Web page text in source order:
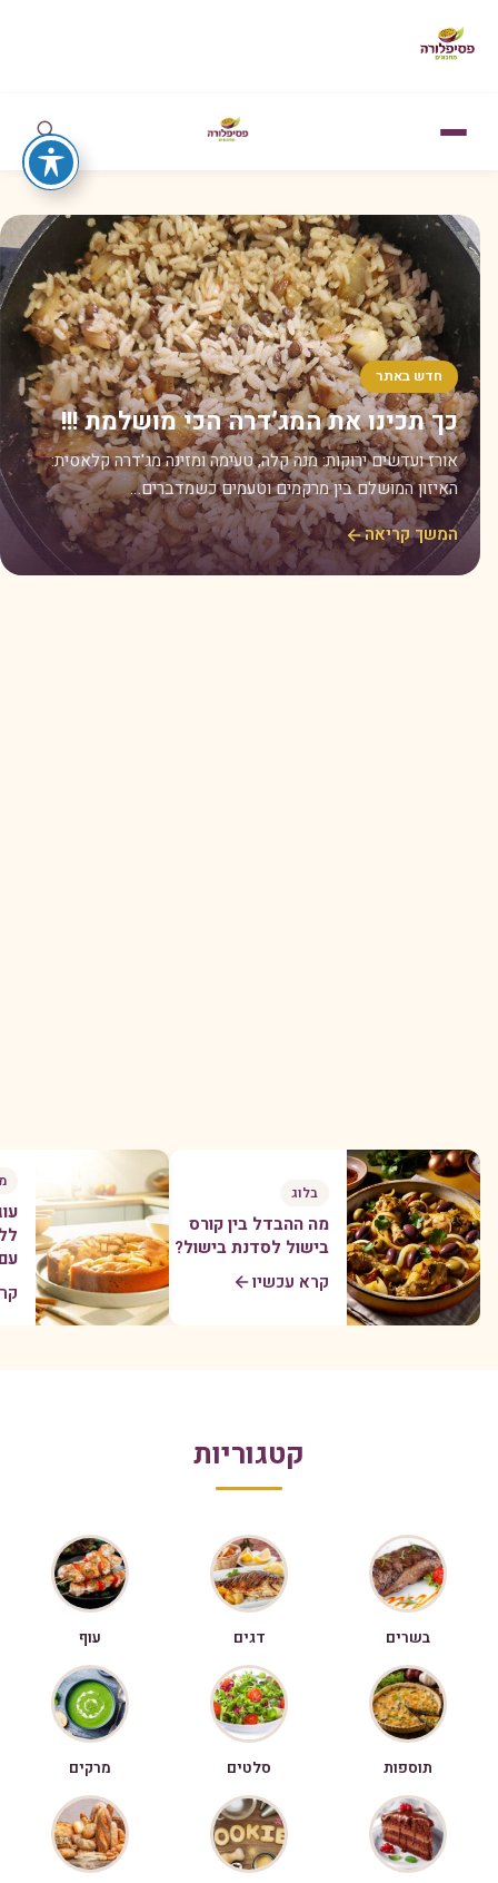
חדש באתר
כך תכינו את המג’דרה הכי מושלמת !!!
אורז ועדשים ירוקות: מנה קלה, טעימה ומזינה מג'דרה קלאסית:
האיזון המושלם בין מרקמים וטעמים כשמדברים…
המשך קריאה
בלוג
מה ההבדל בין קורס
בישול לסדנת בישול?
קרא עכשיו
קטגוריות
בשרים דגים עוף
תוספות סלטים מרקים